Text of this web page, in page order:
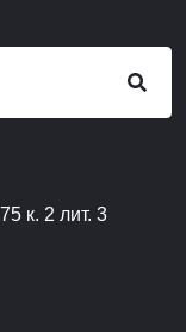
к. 2 лит. 3